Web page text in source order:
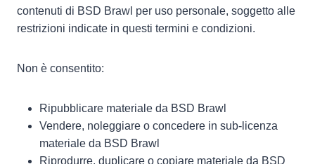
contenuti di BSD Brawl per uso personale, soggetto alle
restrizioni indicate in questi termini e condizioni.
Non è consentito:
Ripubblicare materiale da BSD Brawl
Vendere, noleggiare o concedere in sub-licenza
materiale da BSD Brawl
Riprodurre, duplicare o copiare materiale da BSD